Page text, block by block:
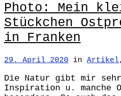
Photo: Mein
Stückchen
in Franken
29. April 2020 in Artikel
Die Natur gibt mir
Inspiration u. manche